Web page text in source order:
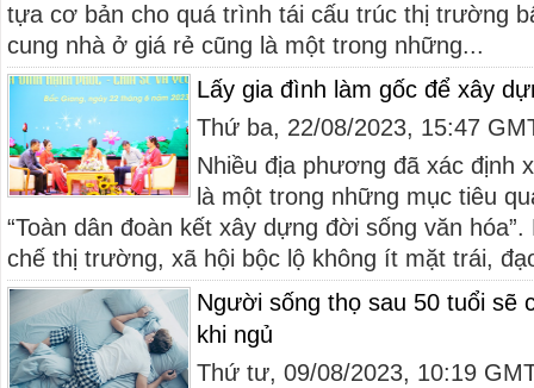
tựa cơ bản cho quá trình tái cấu trúc thị trường
cung nhà ở giá rẻ cũng là một trong những...
Lấy gia đình làm gốc để xây
Thứ ba, 22/08/2023, 15:47
Nhiều địa phương đã xác định
là một trong những mục tiêu
“Toàn dân đoàn kết xây dựng đời sống văn
chế thị trường, xã hội bộc lộ không ít mặt trái,
Người sống thọ sau 50 tuổi sẽ
khi ngủ
Thứ tư, 09/08/2023, 10:19